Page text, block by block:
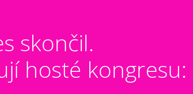
skončil.
hosté kongresu: